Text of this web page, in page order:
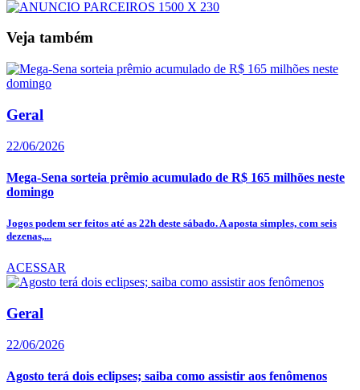
Veja também
Geral
22/06/2026
Mega-Sena sorteia prêmio acumulado de R$ 165 milhões neste
domingo
Jogos podem ser feitos até as 22h deste sábado. A aposta simples, com seis
dezenas,...
ACESSAR
Geral
22/06/2026
Agosto terá dois eclipses; saiba como assistir aos fenômenos